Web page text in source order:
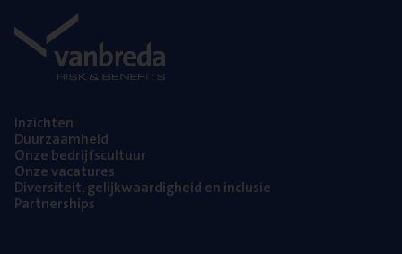
Inzich­ten
Duur­zaam­heid
Onze bedrijfs­cul­tuur
Onze vaca­tu­res
Diver­si­teit, gelijk­waar­dig­heid en inclusie
Part­ner­ships